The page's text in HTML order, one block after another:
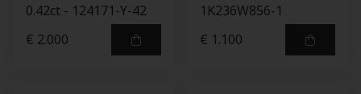
0.42ct - 124171-Y-42
€ 2.000
1K236W856-1
€ 1.100